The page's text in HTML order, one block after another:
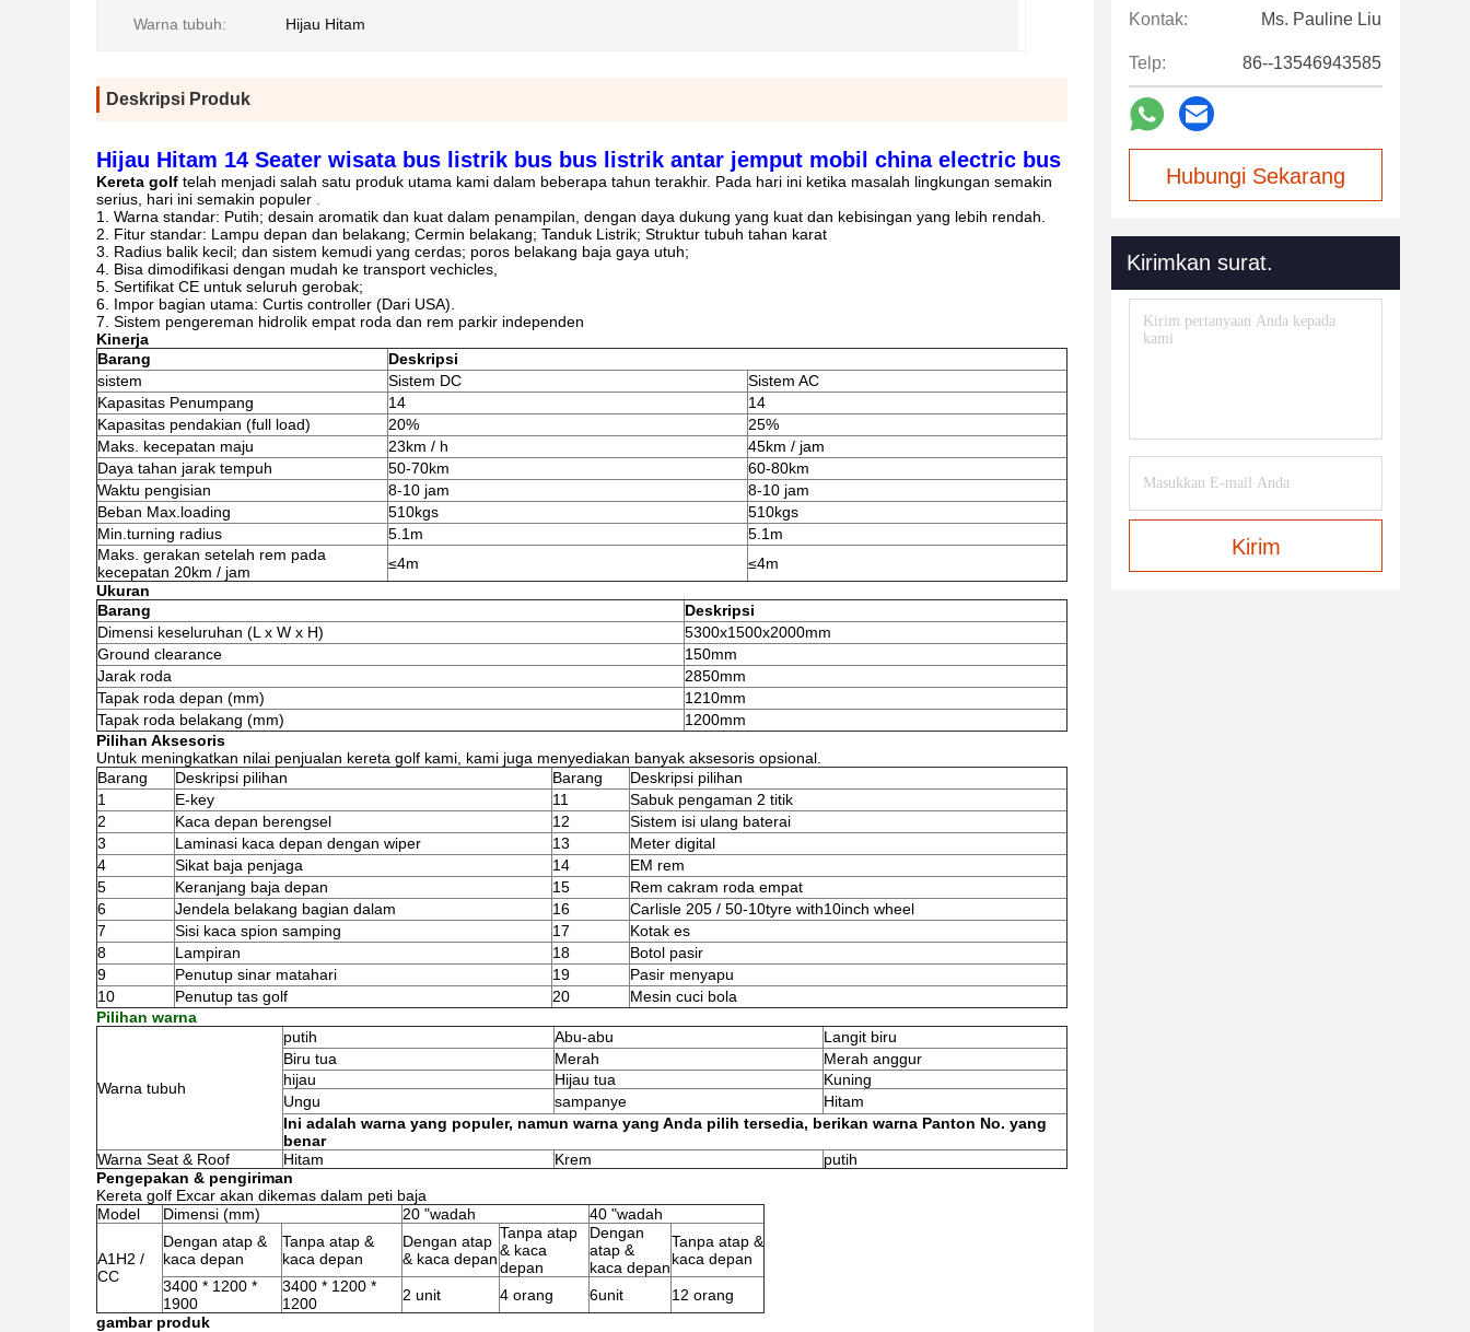
Warna tubuh: Hijau Hitam
Deskripsi Produk
Hijau Hitam 14 Seater wisata bus listrik bus bus listrik antar jemput mobil china electric bus
Kereta golf telah menjadi salah satu produk utama kami dalam beberapa tahun terakhir. Pada hari ini ketika masalah lingkungan semakin
serius, hari ini semakin populer
1. Warna standar: Putih; desain aromatik dan kuat dalam penampilan, dengan daya dukung yang kuat dan kebisingan yang lebih rendah.
2. Fitur standar: Lampu depan dan belakang; Cermin belakang; Tanduk Listrik; Struktur tubuh tahan karat
3. Radius balik kecil; dan sistem kemudi yang cerdas; poros belakang baja gaya utuh;
4. Bisa dimodifikasi dengan mudah ke transport vechicles,
5. Sertifikat CE untuk seluruh gerobak;
6. Impor bagian utama: Curtis controller (Dari USA).
7. Sistem pengereman hidrolik empat roda dan rem parkir independen
Kinerja
Barang
Deskripsi
sistem
Sistem DC
Sistem AC
Kapasitas Penumpang
14
14
Kapasitas pendakian (full load)
20%
25%
Maks. kecepatan maju 23km / h
45km / jam
Daya tahan jarak tempuh
50-70km
60-80km
Waktu pengisian
8-10 jam
8-10 jam
Beban Max.loading
510kgs
510kgs
Min.turning radius
5.1m
5.1m
Maks. gerakan setelah rem pada
kecepatan 20km / jam
≤4m
≤4m
Ukuran
Barang
Deskripsi
Dimensi keseluruhan (L x W x H)
5300x1500x2000mm
Ground clearance
150mm
Jarak roda
2850mm
Tapak roda depan (mm)
1210mm
Tapak roda belakang (mm)
1200mm
Pilihan Aksesoris
Untuk meningkatkan nilai penjualan kereta golf kami, kami juga menyediakan banyak aksesoris opsional.
Barang
Deskripsi pilihan Barang
Deskripsi pilihan
1
E-key 11
Sabuk pengaman 2 titik
2
Kaca depan berengsel 12
Sistem isi ulang baterai
3
Laminasi kaca depan dengan wiper 13
Meter digital
4
Sikat baja penjaga 14
EM rem
5
Keranjang baja depan 15
Rem cakram roda empat
6
Jendela belakang bagian dalam 16
Carlisle 205 / 50-10tyre with10inch wheel
7
Sisi kaca spion samping 17
Kotak es
8
Lampiran 18
Botol pasir
9
Penutup sinar matahari 19
Pasir menyapu
10
Penutup tas golf 20
Mesin cuci bola
Pilihan warna
Warna tubuh
putih Abu-abu
Langit biru
Biru tua
Merah
Merah anggur
hijau
Hijau tua
Kuning
Ungu
sampanye
Hitam
Ini adalah warna yang populer, namun warna yang Anda pilih tersedia, berikan warna Panton No. yang
benar
Warna Seat & Roof
Hitam Krem
putih
Pengepakan & pengiriman
Kereta golf Excar akan dikemas dalam peti baja
Model
Dimensi (mm) 20 "wadah 40 "wadah
A1H2 /
CC
Dengan atap &
kaca depan
Tanpa atap &
kaca depan
Dengan atap
& kaca depan
Tanpa atap
& kaca
depan
Dengan
atap &
kaca depan
Tanpa atap &
kaca depan
3400 * 1200 *
1900
3400 * 1200 *
1200
2 unit 4 orang 6unit
12 orang
gambar produk
Kontak: Ms. Pauline Liu
Telp: 86--13546943585
Hubungi Sekarang
Kirimkan surat.
Kirim